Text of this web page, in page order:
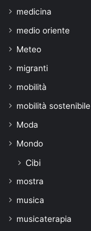
medicina
medio oriente
Meteo
migranti
mobilità
mobilità sostenibile
Moda
Mondo
Cibi
mostra
musica
musicaterapia